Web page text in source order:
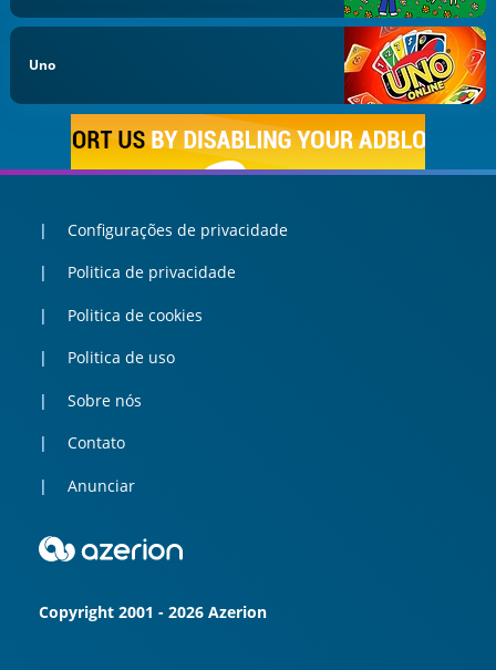
Uno
Configurações de privacidade
Politica de privacidade
Politica de cookies
Politica de uso
Sobre nós
Contato
Anunciar
Copyright 2001 - 2026 Azerion